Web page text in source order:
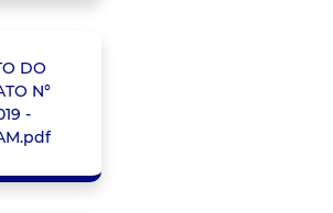
DO
N°
-